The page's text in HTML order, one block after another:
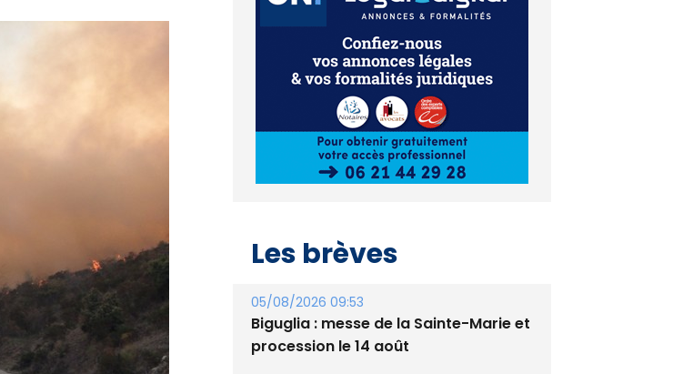
Les brèves
05/08/2026 09:53
Biguglia : messe de la Sainte-Marie et
procession le 14 août